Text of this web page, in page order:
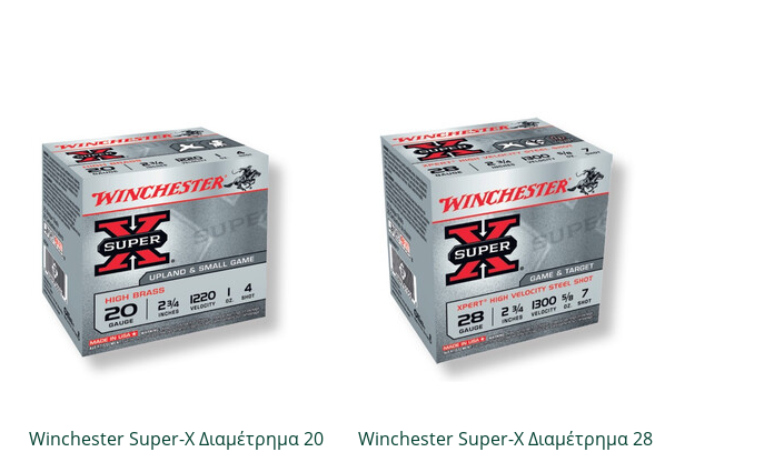
Winchester Super-X Διαμέτρημα 20 Winchester Super-X Διαμέτρημα 28